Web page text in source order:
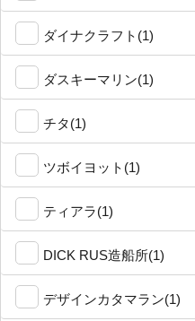
ダイナクラフト(1)
ダスキーマリン(1)
チタ(1)
ツボイヨット(1)
ティアラ(1)
DICK RUS造船所(1)
デザインカタマラン(1)